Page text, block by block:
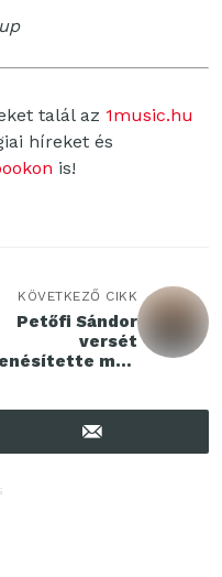
talál az 1music.hu
híreket és
is!
KÖVETKEZŐ CIKK
Petőfi Sándor
versét
meg